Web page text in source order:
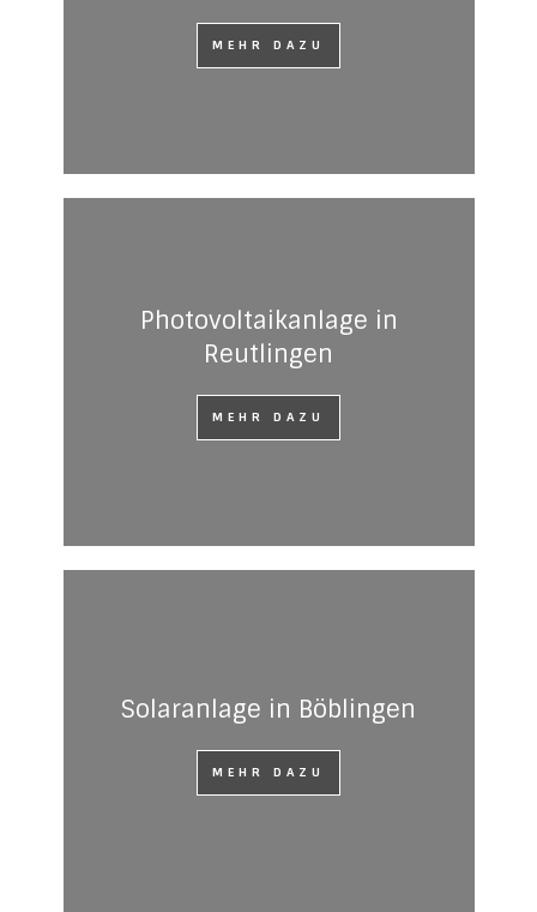
MEHR DAZU
Photovoltaikanlage in
Reutlingen
MEHR DAZU
Solaranlage in Böblingen
MEHR DAZU